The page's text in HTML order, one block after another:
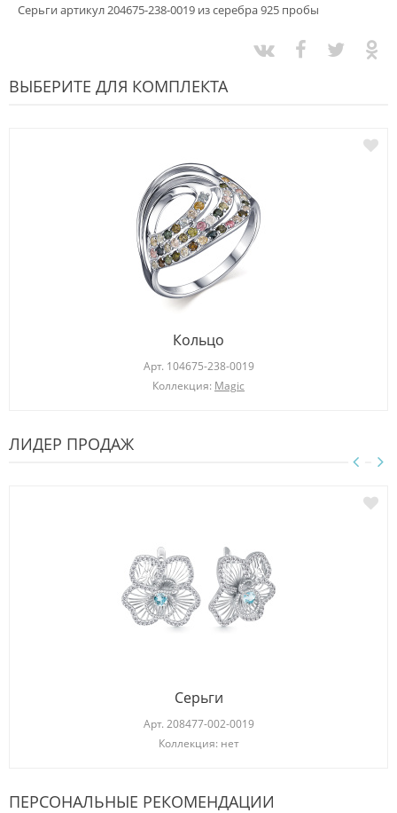
Серьги артикул 204675-238-0019 из серебра 925 пробы
ВЫБЕРИТЕ ДЛЯ КОМПЛЕКТА
Кольцо
Арт. 104675-238-0019
Коллекция: Magic
ЛИДЕР ПРОДАЖ
Серьги
Арт. 208477-002-0019
Коллекция: нет
ПЕРСОНАЛЬНЫЕ РЕКОМЕНДАЦИИ